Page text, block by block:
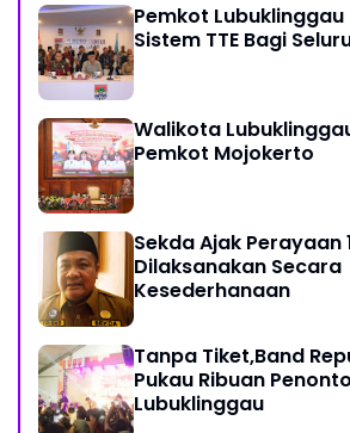
Pemkot
Sistem TTE Bagi
Walikota
Pemkot Mojokerto
Sekda Ajak Perayaan
Dilaksanakan Secara
Kesederhanaan
Tanpa Tiket,Band
Pukau Ribuan
Lubuklinggau